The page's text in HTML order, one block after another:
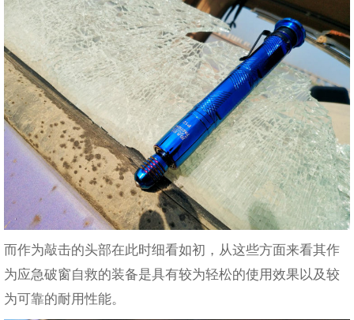
而作为敲击的头部在此时细看如初，从这些方面来看其作
为应急破窗自救的装备是具有较为轻松的使用效果以及较
为可靠的耐用性能。